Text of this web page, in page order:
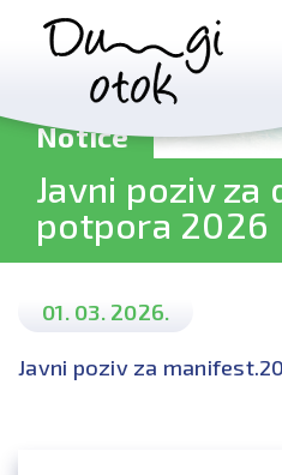
Skip to content
Notice
Javni poziv za
potpora 2026
01. 03. 2026.
Javni poziv za